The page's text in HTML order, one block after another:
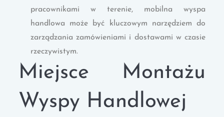
pracownikami w terenie, mobilna wyspa
handlowa może być kluczowym narzędziem do
zarządzania zamówieniami i dostawami w czasie
rzeczywistym.
Miejsce Montażu
Wyspy Handlowej